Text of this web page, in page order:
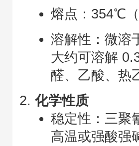
熔点：354℃（
溶解性：微溶
大约可溶解
醛、乙酸、热
化学性质
稳定性：三聚
高温或强酸强